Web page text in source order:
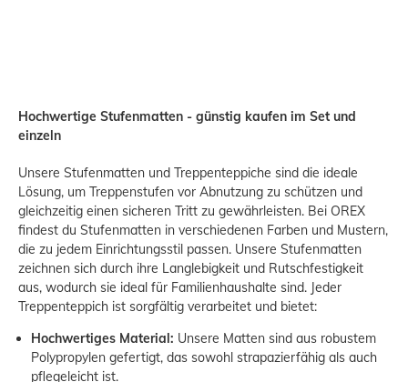
Hochwertige Stufenmatten - günstig kaufen im Set und
einzeln
Unsere Stufenmatten und Treppenteppiche sind die ideale
Lösung, um Treppenstufen vor Abnutzung zu schützen und
gleichzeitig einen sicheren Tritt zu gewährleisten. Bei OREX
findest du Stufenmatten in verschiedenen Farben und Mustern,
die zu jedem Einrichtungsstil passen. Unsere Stufenmatten
zeichnen sich durch ihre Langlebigkeit und Rutschfestigkeit
aus, wodurch sie ideal für Familienhaushalte sind. Jeder
Treppenteppich ist sorgfältig verarbeitet und bietet:
Hochwertiges Material: Unsere Matten sind aus robustem
Polypropylen gefertigt, das sowohl strapazierfähig als auch
pflegeleicht ist.